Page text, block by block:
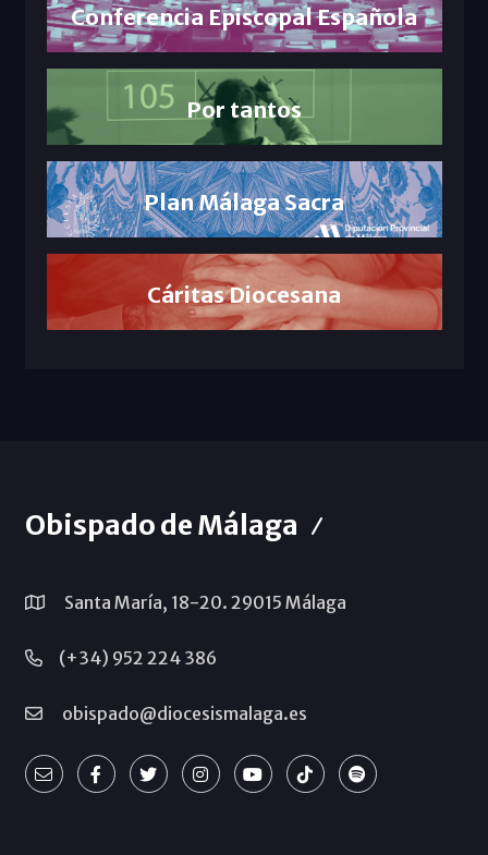
Conferencia Episcopal Española
Por tantos
Plan Málaga Sacra
Cáritas Diocesana
Obispado de Málaga
Santa María, 18-20. 29015 Málaga
(+34) 952 224 386
obispado@diocesismalaga.es